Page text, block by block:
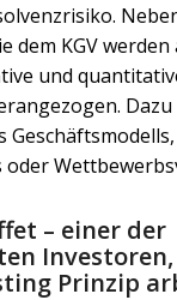
dem KGV
und
Dazu
oder
– einer der
Prinzip